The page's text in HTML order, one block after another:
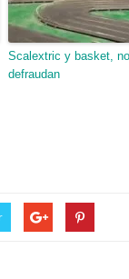
Scalextric y basket, no
defraudan